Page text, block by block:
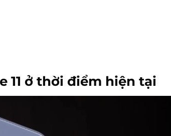
11 ở thời điểm hiện tại